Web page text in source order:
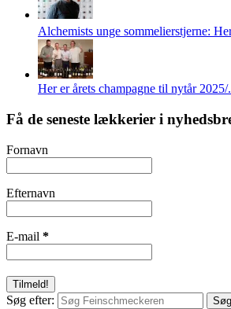
Alchemists unge sommelierstjerne:
Her er årets champagne til nytår 2025/
Få de seneste lækkerier i
Fornavn
Efternavn
E-mail *
Søg efter: